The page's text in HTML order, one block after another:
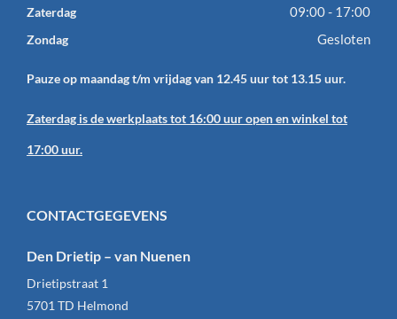
Zaterdag 09:00 - 17:00
Zondag Gesloten
Pauze op maandag t/m vrijdag van 12.45 uur tot 13.15 uur.
Zaterdag is de werkplaats tot 16:00 uur open en winkel tot
17:00 uur.
CONTACTGEGEVENS
Den Drietip – van Nuenen
Drietipstraat 1
5701 TD Helmond